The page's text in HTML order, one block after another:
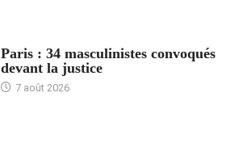
Paris : 34 masculinistes convoqués
devant la justice
7 août 2026